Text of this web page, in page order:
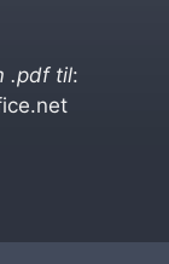
.pdf til: